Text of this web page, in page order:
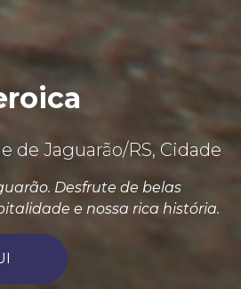
de Jaguarão/RS, Cidade
Desfrute de belas
e nossa rica história.